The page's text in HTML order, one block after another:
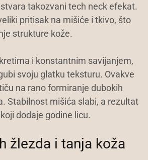
takozvani tech neck efekat.
pritisak na mišiće i tkivo, što
strukture kože.
i konstantnim savijanjem,
svoju glatku teksturu. Ovakve
na rano formiranje dubokih
Stabilnost mišića slabi, a rezultat
dodaje godine licu.
žlezda i tanja koža